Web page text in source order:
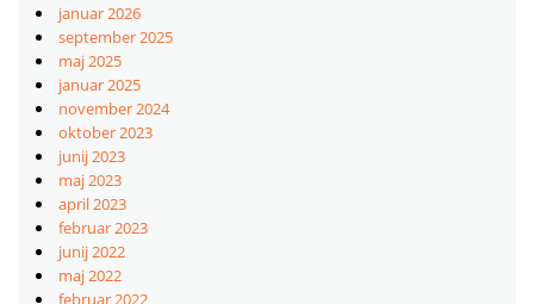
januar 2026
september 2025
maj 2025
januar 2025
november 2024
oktober 2023
junij 2023
maj 2023
april 2023
februar 2023
junij 2022
maj 2022
februar 2022